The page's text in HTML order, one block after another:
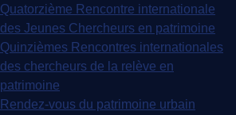
Quatorzième Rencontre internationale
des Jeunes Chercheurs en patrimoine
Quinzièmes Rencontres internationales
des chercheurs de la relève en
patrimoine
Rendez-vous du patrimoine urbain